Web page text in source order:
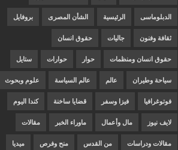
الدبلوماسى الرئيسية الشأن المصرى بروفايل
ثقافة وفنون جاليات حقوق انسان
حقوق انسان ومنظمات حوار حوارات ستايل
سياحة وطيران عالم عالم السياسة علوم وبحوث
فوتوغرافيا فيزا وسفر قضايا ساخنة كندا اليوم
لايف نيوز مال وأعمال ماوراء الخبر مقالات
مقالات ودراسات من القدس منح وفرص ميديا